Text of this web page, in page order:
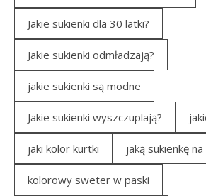
Jakie sukienki dla 30 latki?
Jakie sukienki odmładzają?
jakie sukienki są modne
Jakie sukienki wyszczuplają?
jaki kolor kurtki jaką sukienkę na
kolorowy sweter w paski